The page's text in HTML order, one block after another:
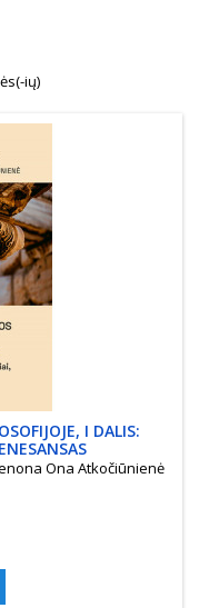
ių)
I DALIS:
Ona Atkočiūnienė